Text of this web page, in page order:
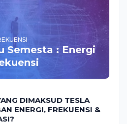
Semesta : Energi
DIMAKSUD TESLA
ENERGI, FREKUENSI &